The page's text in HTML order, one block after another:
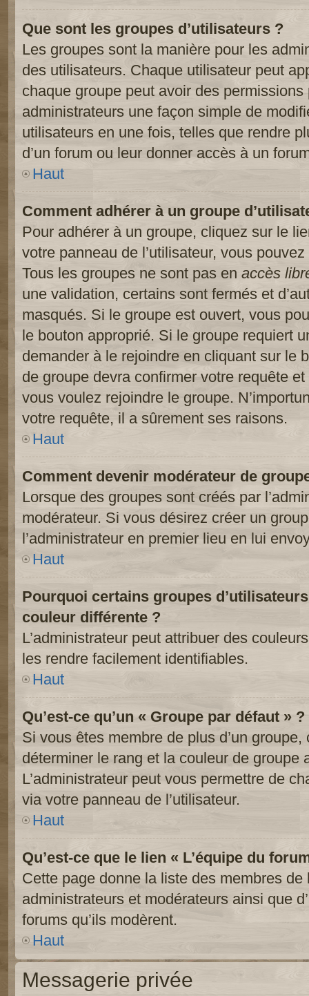
Que sont les groupes d’utilisateurs ?
Les groupes sont la manière pour les
des utilisateurs. Chaque utilisateur peut
chaque groupe peut avoir des
administrateurs une façon simple de
utilisateurs en une fois, telles que rendre
d’un forum ou leur donner accès à un
Haut
Comment adhérer à un groupe
Pour adhérer à un groupe, cliquez sur le
votre panneau de l’utilisateur, vous
Tous les groupes ne sont pas en accès
une validation, certains sont fermés et
masqués. Si le groupe est ouvert, vous
le bouton approprié. Si le groupe requiert
demander à le rejoindre en cliquant sur le
de groupe devra confirmer votre requête
vous voulez rejoindre le groupe.
votre requête, il a sûrement ses raisons.
Haut
Comment devenir modérateur de
Lorsque des groupes sont créés par
modérateur. Si vous désirez créer un
l’administrateur en premier lieu en lui
Haut
Pourquoi certains groupes
couleur différente ?
L’administrateur peut attribuer des
les rendre facilement identifiables.
Haut
Qu’est-ce qu’un « Groupe par défaut » ?
Si vous êtes membre de plus d’un
déterminer le rang et la couleur de groupe
L’administrateur peut vous permettre de
via votre panneau de l’utilisateur.
Haut
Qu’est-ce que le lien « L’équipe du
Cette page donne la liste des membres de
administrateurs et modérateurs ainsi que
forums qu’ils modèrent.
Haut
Messagerie privée